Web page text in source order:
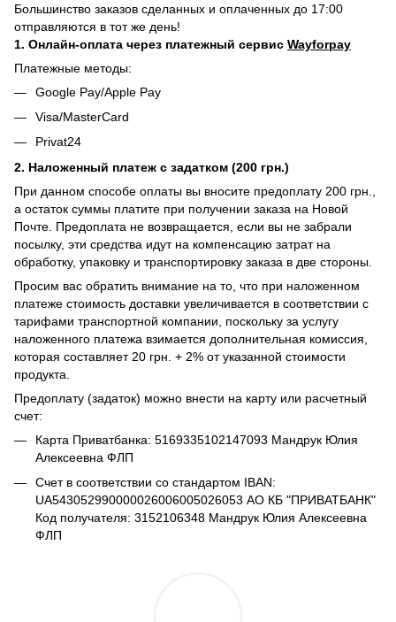
Большинство заказов сделанных и оплаченных до 17:00
отправляются в тот же день!
1. Онлайн-оплата через платежный сервис Wayforpay
Платежные методы:
Google Pay/Apple Pay
Visa/MasterCard
Privat24
2. Наложенный платеж с задатком (200 грн.)
При данном способе оплаты вы вносите предоплату 200 грн.,
а остаток суммы платите при получении заказа на Новой
Почте. Предоплата не возвращается, если вы не забрали
посылку, эти средства идут на компенсацию затрат на
обработку, упаковку и транспортировку заказа в две стороны.
Просим вас обратить внимание на то, что при наложенном
платеже стоимость доставки увеличивается в соответствии с
тарифами транспортной компании, поскольку за услугу
наложенного платежа взимается дополнительная комиссия,
которая составляет 20 грн. + 2% от указанной стоимости
продукта.
Предоплату (задаток) можно внести на карту или расчетный
счет:
Карта Приватбанка: 5169335102147093 Мандрук Юлия
Алексеевна ФЛП
Счет в соответствии со стандартом IBAN:
UA543052990000026006005026053 АО КБ "ПРИВАТБАНК"
Код получателя: 3152106348 Мандрук Юлия Алексеевна
ФЛП